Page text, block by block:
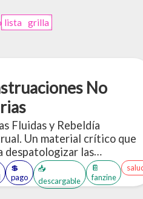
lista grilla
No
Fluidas y Rebeldía
Un material crítico que
despatologizar las
menstruantes,
a quien quiera saber más
este proceso, derribando
💲
pago
📥
descargable
📔
fanzine